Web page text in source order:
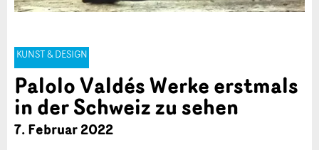
KUNST & DESIGN
Palolo Valdés Werke erstmals
in der Schweiz zu sehen
7. Februar 2022